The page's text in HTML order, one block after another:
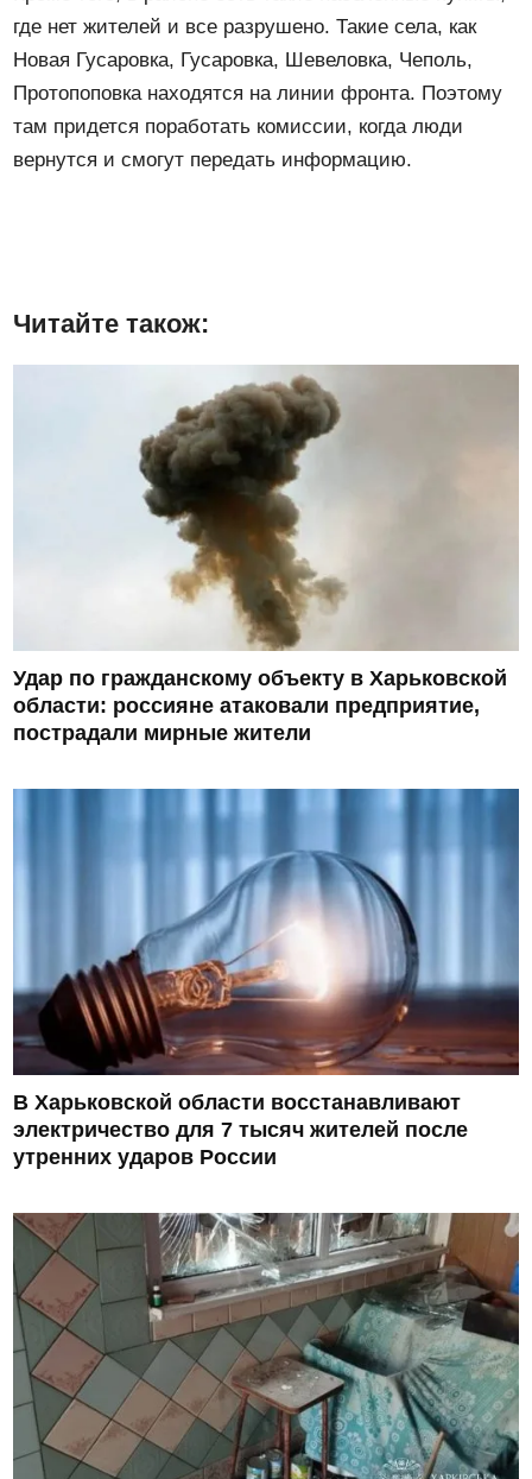
где нет жителей и все разрушено. Такие села, как
Новая Гусаровка, Гусаровка, Шевеловка, Чеполь,
Протопоповка находятся на линии фронта. Поэтому
там придется поработать комиссии, когда люди
вернутся и смогут передать информацию.
Читайте також:
Удар по гражданскому объекту в Харьковской
области: россияне атаковали предприятие,
пострадали мирные жители
В Харьковской области восстанавливают
электричество для 7 тысяч жителей после
утренних ударов России